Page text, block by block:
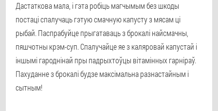
Дастаткова мала, і гэта робіць магчымым без шкоды
постаці спалучаць гэтую смачную капусту з мясам ці
рыбай. Паспрабуйце прыгатаваць з брокалі найсмачны,
пяшчотны крэм-суп. Спалучайце яе з каляровай капустай і
іншымі гароднінай пры падрыхтоўцы вітамінных гарніраў.
Пахуданне з брокалі будзе максімальна разнастайным і
сытным!